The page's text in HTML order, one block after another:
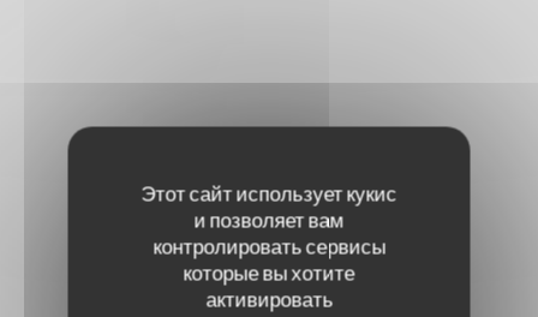
Этот сайт использует кукис
и позволяет вам
контролировать сервисы
которые вы хотите
активировать